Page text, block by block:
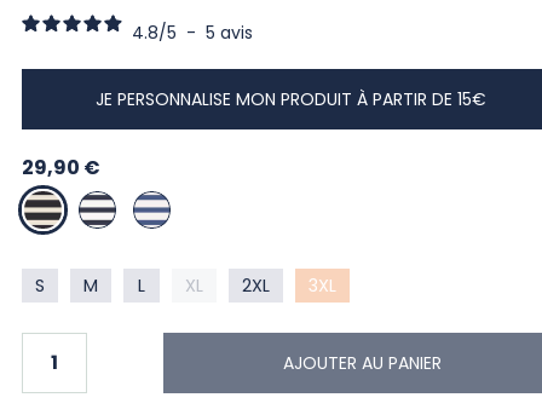
4.8/5 - 5 avis
JE PERSONNALISE MON PRODUIT À PARTIR DE 15€
29,90 €
MARINE/ÉCRUECRU / REGATEBLANC/COBALT
S M L XL 2XL 3XL
AJOUTER AU PANIER